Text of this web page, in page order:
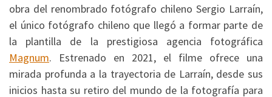
obra del renombrado fotógrafo chileno Sergio Larraín,
el único fotógrafo chileno que llegó a formar parte de
la plantilla de la prestigiosa agencia fotográfica
Magnum.
Estrenado en 2021, el filme ofrece una
mirada profunda a la trayectoria de Larraín, desde sus
inicios hasta su retiro del mundo de la fotografía para